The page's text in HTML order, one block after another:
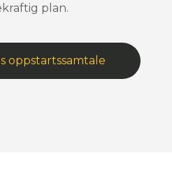
plan.
oppstartssamtale